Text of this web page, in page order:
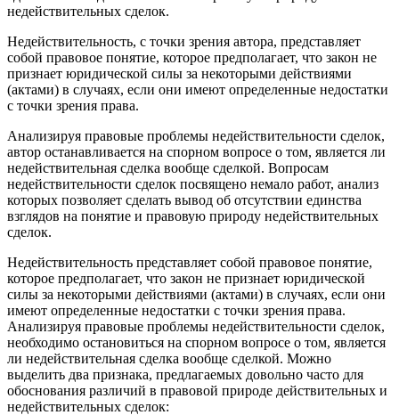
недействительных сделок.
Недействительность, с точки зрения автора, представляет
собой правовое понятие, которое предполагает, что закон не
признает юридической силы за некоторыми действиями
(актами) в случаях, если они имеют определенные недостатки
с точки зрения права.
Анализируя правовые проблемы недействительности сделок,
автор останавливается на спорном вопросе о том, является ли
недействительная сделка вообще сделкой. Вопросам
недействительности сделок посвящено немало работ, анализ
которых позволяет сделать вывод об отсутствии единства
взглядов на понятие и правовую природу недействительных
сделок.
Недействительность представляет собой правовое понятие,
которое предполагает, что закон не признает юридической
силы за некоторыми действиями (актами) в случаях, если они
имеют определенные недостатки с точки зрения права.
Анализируя правовые проблемы недействительности сделок,
необходимо остановиться на спорном вопросе о том, является
ли недействительная сделка вообще сделкой. Можно
выделить два признака, предлагаемых довольно часто для
обоснования различий в правовой природе действительных и
недействительных сделок: